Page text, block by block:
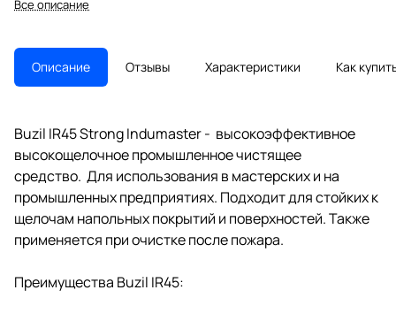
Все описание
Описание Отзывы Характеристики Как
Buzil IR45 Strong Indumaster - высокоэффективное
высокощелочное промышленное чистящее
средство. Для использования в мастерских и на
промышленных предприятиях. Подходит для стойких к
щелочам напольных покрытий и поверхностей. Также
применяется при очистке после пожара.
Преимущества Buzil IR45: